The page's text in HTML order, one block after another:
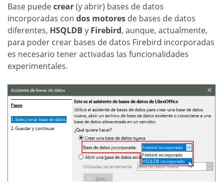
Base puedecrear(y abrir) bases de datos
incorporadas con dos motores de bases de datos
diferentes, HSQLDB y Firebird, aunque, actualmente,
para poder crear bases de datos Firebird incorporadas
es necesario tener activadas las funcionalidades
experimentales.